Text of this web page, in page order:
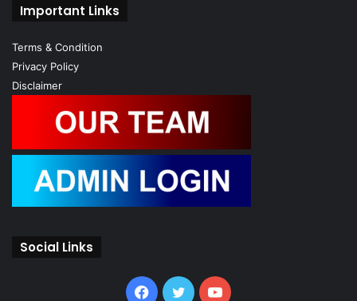
Important Links
Terms & Condition
Privacy Policy
Disclaimer
Social Links
Facebook
TwitterYouTube